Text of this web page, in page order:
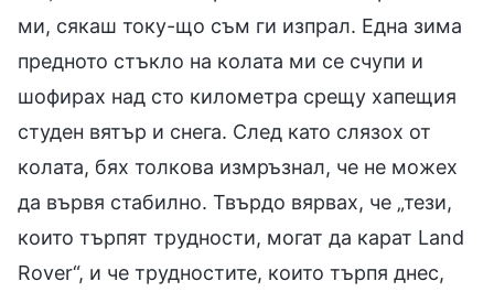
ми, сякаш току-що съм ги изпрал. Една зима
предното стъкло на колата ми се счупи и
шофирах над сто километра срещу хапещия
студен вятър и снега. След като слязох от
колата, бях толкова измръзнал, че не можех
да вървя стабилно. Твърдо вярвах, че „тези,
които търпят трудности, могат да карат Land
Rover“, и че трудностите, които търпя днес,